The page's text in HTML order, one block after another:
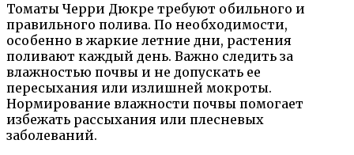
Томаты Черри Дюкре требуют обильного и
правильного полива. По необходимости,
особенно в жаркие летние дни, растения
поливают каждый день. Важно следить за
влажностью почвы и не допускать ее
пересыхания или излишней мокроты.
Нормирование влажности почвы помогает
избежать рассыхания или плесневых
заболеваний.